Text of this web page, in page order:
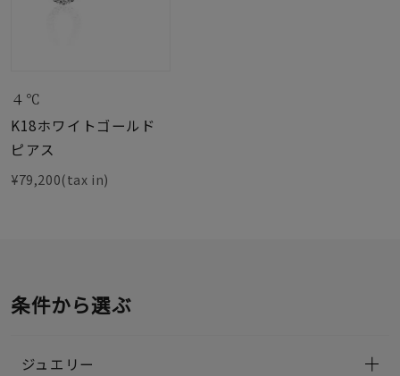
４℃
K18ホワイトゴールド
ピアス
¥79,200(tax in)
条件から選ぶ
ジュエリー